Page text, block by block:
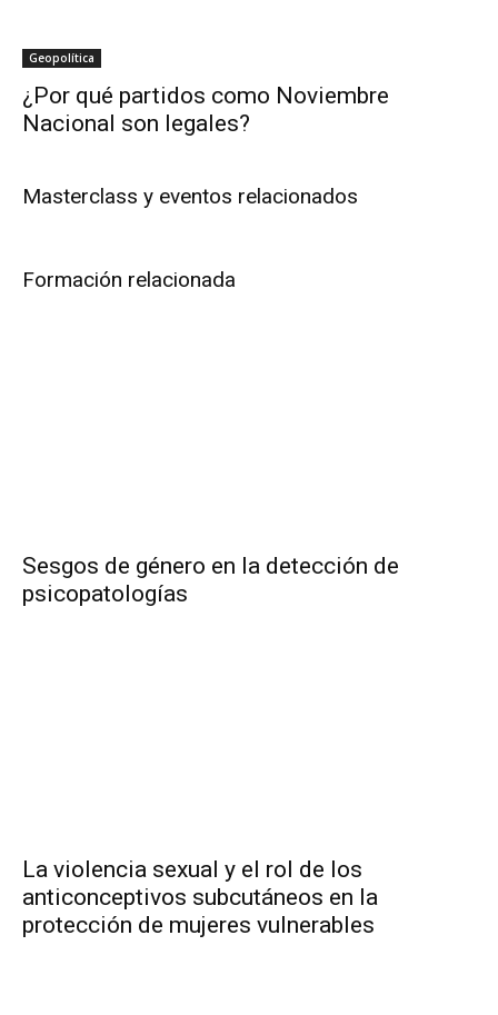
Geopolítica
¿Por qué partidos como Noviembre
Nacional son legales?
Masterclass y eventos relacionados
Formación relacionada
Sesgos de género en la detección de
psicopatologías
La violencia sexual y el rol de los
anticonceptivos subcutáneos en la
protección de mujeres vulnerables